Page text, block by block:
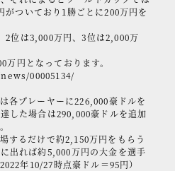
ついており1勝ごとに200万円を
2位は3,000万円、3位は2,000万
円となっております。
00005134/
各プレーヤーに226,000豪ドルを
した場合は290,000豪ドルを追加
するだけで約2,150万円をもらう
出れば約5,000万円の大金を選手
年10/27時点豪ドル＝95円）